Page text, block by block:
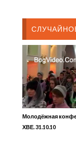
Молодёжная
ХВЕ. 31.10.10